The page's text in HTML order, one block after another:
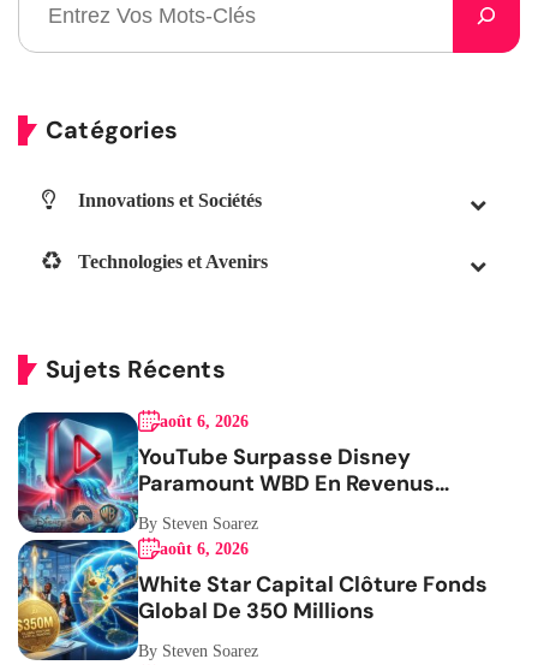
Catégories
Innovations et Sociétés
Technologies et Avenirs
Sujets Récents
août 6, 2026
YouTube Surpasse Disney
Paramount WBD En Revenus
Publicitaires
By Steven Soarez
août 6, 2026
White Star Capital Clôture Fonds
Global De 350 Millions
By Steven Soarez